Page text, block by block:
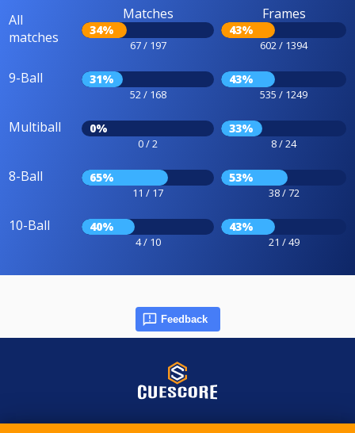
All
matches
Matches
34%
67 / 197
Frames
43%
602 / 1394
9-Ball 31%
52 / 168
43%
535 / 1249
Multiball 0%
0 / 2
33%
8 / 24
8-Ball 65%
11 / 17
53%
38 / 72
10-Ball 40%
4 / 10
43%
21 / 49
Feedback